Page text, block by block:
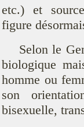
etc.) et
figure
Selon le
biologique
homme ou
son
bisexuelle,